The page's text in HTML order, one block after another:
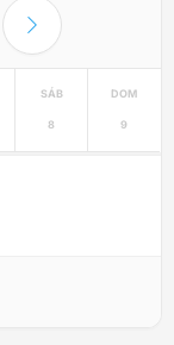
SÁB
8
DOM
9